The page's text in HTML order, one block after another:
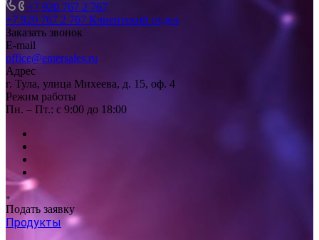
+7 920 767 2 767
+7 920 767 2 767 Клиентский отдел
Заказать звонок
E-mail
office@entersales.ru
Адрес
г. Тула, улица Михеева, д. 15, оф. 4
Режим работы
Пн. – Пт.: с 9:00 до 18:00
Подать заявку
Продукты